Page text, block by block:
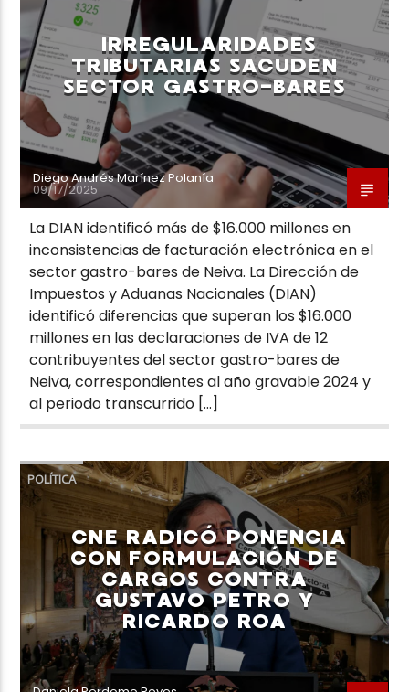
Neiva Estereo
IRREGULARIDADES
TRIBUTARIAS SACUDEN
SECTOR GASTRO-BARES
Diego Andrés Marínez Polanía
09/17/2025
La DIAN identificó más de $16.000 millones en
inconsistencias de facturación electrónica en el
sector gastro-bares de Neiva. La Dirección de
Impuestos y Aduanas Nacionales (DIAN)
identificó diferencias que superan los $16.000
millones en las declaraciones de IVA de 12
contribuyentes del sector gastro-bares de
Neiva, correspondientes al año gravable 2024 y
al periodo transcurrido […]
POLÍTICA
CNE RADICÓ PONENCIA
CON FORMULACIÓN DE
CARGOS CONTRA
GUSTAVO PETRO Y
RICARDO ROA